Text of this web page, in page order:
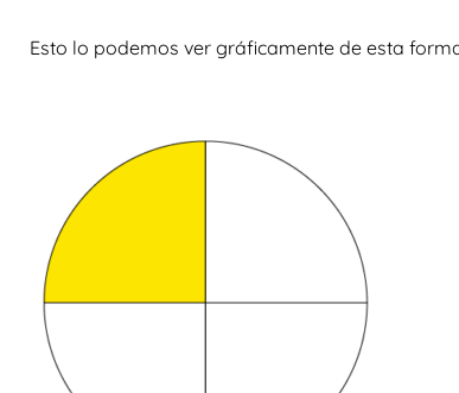
Esto lo podemos ver gráficamente de esta